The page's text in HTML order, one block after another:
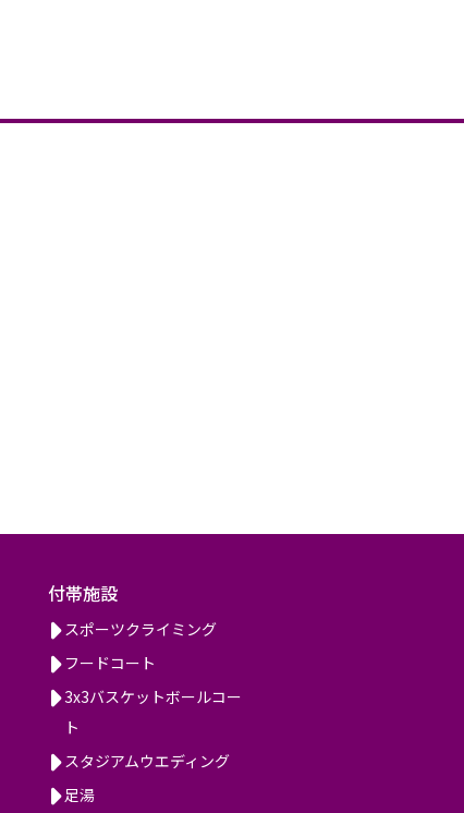
付帯施設
スポーツクライミング
フードコート
3x3バスケットボールコー
ト
スタジアムウエディング
足湯